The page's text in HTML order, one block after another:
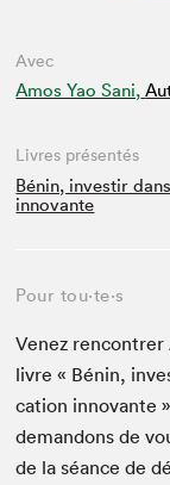
Avec
Amos Yao Sani,
Livres présentés
Bénin, investir
innovante
Pour tou⋅te⋅s
Venez ren­con­tr­er
livre « Bénin,
ca­tion inno­vante
deman­dons de
de la séance de